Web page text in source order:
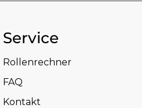
Service
Rollenrechner
FAQ
Kontakt